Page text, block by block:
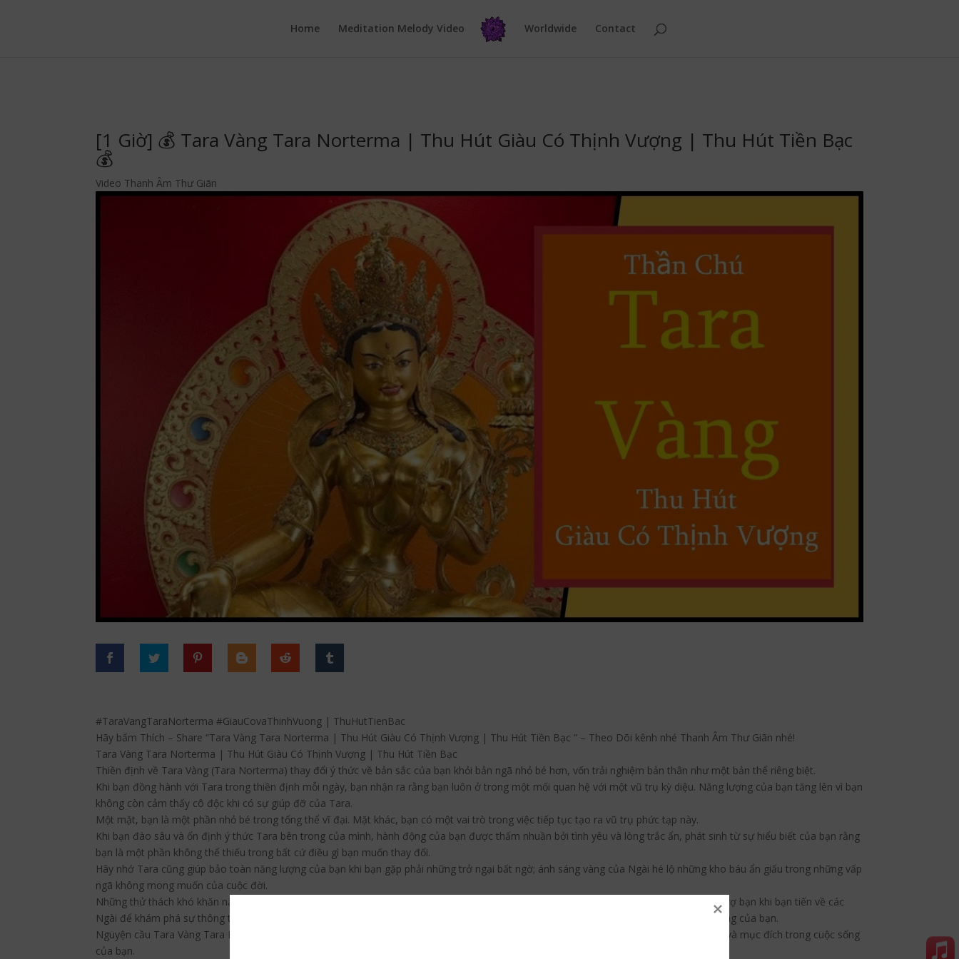
Home
Meditation Melody Video Worldwide Contact
[1 Giờ] 💰 Tara Vàng Tara Norterma | Thu Hút Giàu Có Thịnh Vượng | Thu Hút Tiền Bạc
💰
Video Thanh Âm Thư Giãn
#TaraVangTaraNorterma #GiauCovaThinhVuong | ThuHutTienBac
Hãy bấm Thích – Share “Tara Vàng Tara Norterma | Thu Hút Giàu Có Thịnh Vượng | Thu Hút Tiền Bạc ” – Theo Dõi kênh nhé Thanh Âm Thư Giãn nhé!
Tara Vàng Tara Norterma | Thu Hút Giàu Có Thịnh Vượng | Thu Hút Tiền Bạc
Thiền định về Tara Vàng (Tara Norterma) thay đổi ý thức về bản sắc của bạn khỏi bản ngã nhỏ bé hơn, vốn trải nghiệm bản thân như một bản thể riêng biệt.
Khi bạn đồng hành với Tara trong thiền định mỗi ngày, bạn nhận ra rằng bạn luôn ở trong một mối quan hệ với một vũ trụ kỳ diệu. Năng lượng của bạn tăng lên vì bạn
không còn cảm thấy cô độc khi có sự giúp đỡ của Tara.
Một mặt, bạn là một phần nhỏ bé trong tổng thể vĩ đại. Mặt khác, bạn có một vai trò trong việc tiếp tục tạo ra vũ trụ phức tạp này.
Khi bạn đào sâu và ổn định ý thức Tara bên trong của mình, hành động của bạn được thấm nhuần bởi tình yêu và lòng trắc ẩn, phát sinh từ sự hiểu biết của bạn rằng
bạn là một phần không thể thiếu trong bất cứ điều gì bạn muốn thay đổi.
Hãy nhớ Tara cũng giúp bảo toàn năng lượng của bạn khi bạn gặp phải những trở ngại bất ngờ; ánh sáng vàng của Ngài hé lộ những kho báu ẩn giấu trong những vấp
ngã không mong muốn của cuộc đời.
Những thử thách khó khăn nắm giữ chìa khóa để thức tỉnh. Tara giúp bạn tiếp cận vấn đề như một phần vốn có của cuộc hành trình, hỗ trợ bạn khi bạn tiến về các
Ngài để khám phá sự thông thái. Các Tara thường đưa ra một lời cảnh tỉnh cho bạn một hướng đi mới, rõ ràng hơn về mục đích cuộc sống của bạn.
Nguyện cầu Tara Vàng Tara Norterma biến những trăn trở của bạn thành tình yêu và tăng cường năng lượng cho việc khám phá ý nghĩa và mục đích trong cuộc sống
của bạn.